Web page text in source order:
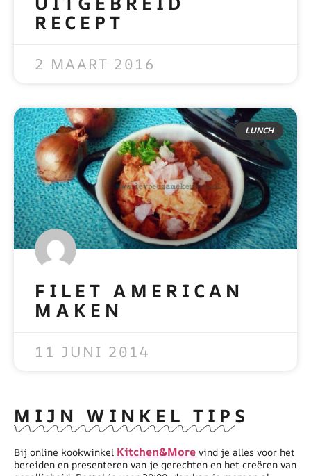
RECEPT
2 MAART 2016
LUNCH
FILET AMERICAN
MAKEN
11 JUNI 2014
MIJN WINKEL TIPS
Bij online kookwinkel Kitchen&More vind je alles voor het
bereiden en presenteren van je gerechten en het creëren van